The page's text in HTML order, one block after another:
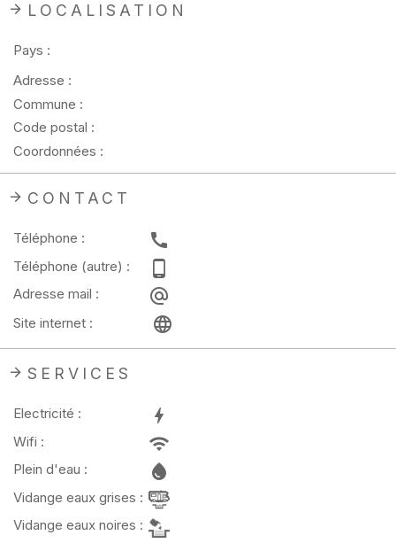
LOCALISATION
Pays :
Adresse :
Commune :
Code postal :
Coordonnées :
CONTACT
Téléphone :
Téléphone (autre) :
Adresse mail :
Site internet :
SERVICES
Electricité :
Wifi :
Plein d'eau :
Vidange eaux grises :
Vidange eaux noires :